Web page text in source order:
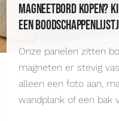
Magneetbord kopen?
een
Onze panelen zitten
magneten er stevig
alleen een foto aan,
wandplank of een bak